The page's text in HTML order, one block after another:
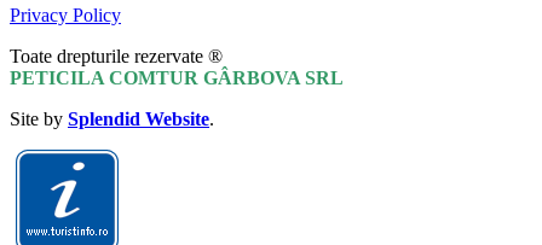
Privacy Policy
Toate drepturile rezervate ®
PETICILA COMTUR GÂRBOVA SRL
Site by Splendid Website.